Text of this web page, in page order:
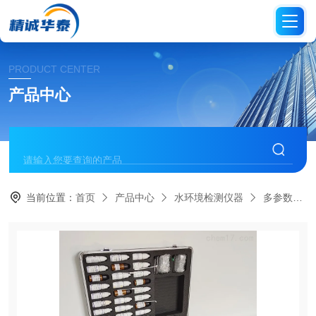
PRODUCT CENTER
产品中心
当前位置：首页 产品中心 水环境检测仪器 多参数水质分析仪